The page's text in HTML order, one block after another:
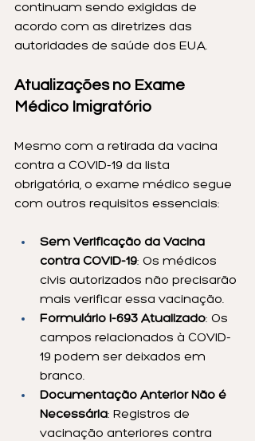
continuam sendo exigidas de
acordo com as diretrizes das
autoridades de saúde dos EUA.
Atualizações no Exame
Médico Imigratório
Mesmo com a retirada da vacina
contra a COVID-19 da lista
obrigatória, o exame médico segue
com outros requisitos essenciais:
Sem Verificação da Vacina
contra COVID-19: Os médicos
civis autorizados não precisarão
mais verificar essa vacinação.
Formulário I-693 Atualizado: Os
campos relacionados à COVID-
19 podem ser deixados em
branco.
Documentação Anterior Não é
Necessária: Registros de
vacinação anteriores contra